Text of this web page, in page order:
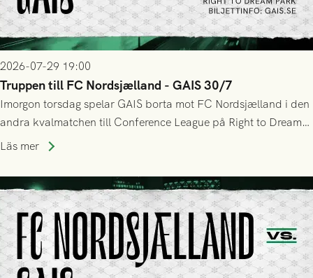
2026-07-29 19:00
Truppen till FC Nordsjælland - GAIS 30/7
Imorgon torsdag spelar GAIS borta mot FC Nordsjælland i den
andra kvalmatchen till Conference League på Right to Dream
Park! Fredrik Holmberg och ledarstaben har tagit ut följande
Läs mer